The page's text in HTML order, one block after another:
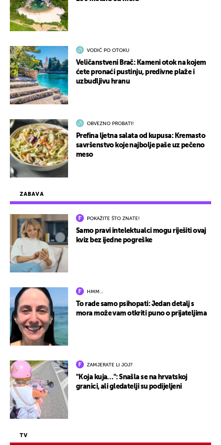
ZABAVA
POKAŽITE ŠTO ZNATE!
Samo pravi intelektualci mogu riješiti ovaj
kviz bez ijedne pogreške
HMM…
To rade samo psihopati: Jedan detalj s
mora može vam otkriti puno o prijateljima
ZAMJERATE LI JOJ?
"Koja kuja…": Snašla se na hrvatskoj
granici, ali gledatelji su podijeljeni
TV
VODIČ PO OTOKU
Veličanstveni Brač: Kameni otok na kojem
ćete pronaći pustinju, predivne plaže i
uzbudljivu hranu
OBVEZNO PROBATI!
Prefina ljetna salata od kupusa: Kremasto
savršenstvo koje najbolje paše uz pečeno
meso